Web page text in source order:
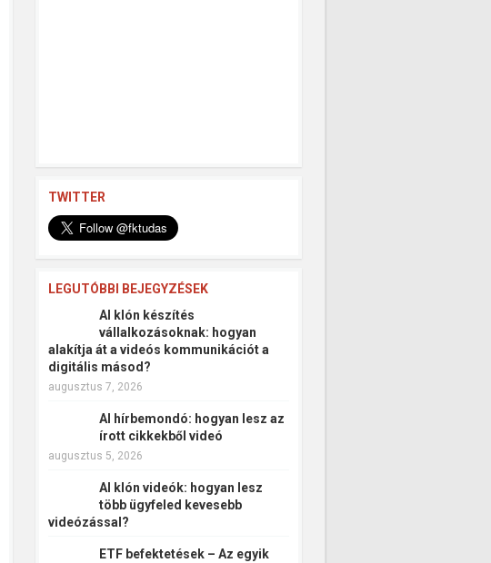
TWITTER
LEGUTÓBBI BEJEGYZÉSEK
AI klón készítés
vállalkozásoknak: hogyan
alakítja át a videós kommunikációt a
digitális másod?
augusztus 7, 2026
AI hírbemondó: hogyan lesz az
írott cikkekből videó
augusztus 5, 2026
AI klón videók: hogyan lesz
több ügyfeled kevesebb
videózással?
ETF befektetések – Az egyik